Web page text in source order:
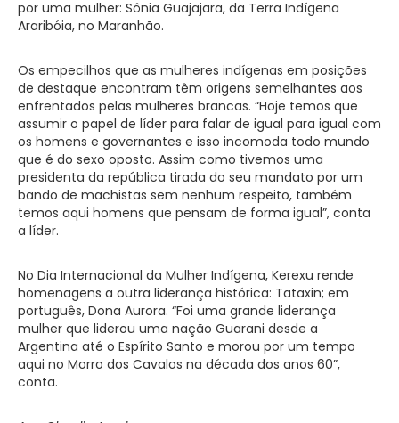
por uma mulher: Sônia Guajajara, da Terra Indígena
Araribóia, no Maranhão.
Os empecilhos que as mulheres indígenas em posições
de destaque encontram têm origens semelhantes aos
enfrentados pelas mulheres brancas. “Hoje temos que
assumir o papel de líder para falar de igual para igual com
os homens e governantes e isso incomoda todo mundo
que é do sexo oposto. Assim como tivemos uma
presidenta da república tirada do seu mandato por um
bando de machistas sem nenhum respeito, também
temos aqui homens que pensam de forma igual”, conta
a líder.
No Dia Internacional da Mulher Indígena, Kerexu rende
homenagens a outra liderança histórica: Tataxin; em
português, Dona Aurora. “Foi uma grande liderança
mulher que liderou uma nação Guarani desde a
Argentina até o Espírito Santo e morou por um tempo
aqui no Morro dos Cavalos na década dos anos 60”,
conta.